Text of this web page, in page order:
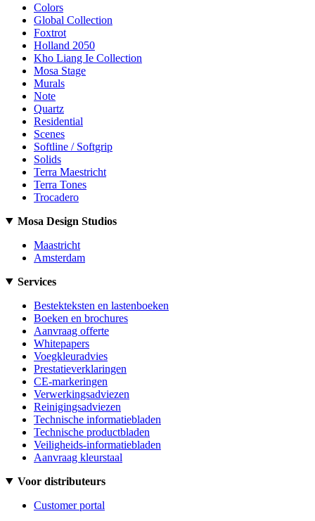
Colors
Global Collection
Foxtrot
Holland 2050
Kho Liang Ie Collection
Mosa Stage
Murals
Note
Quartz
Residential
Scenes
Softline / Softgrip
Solids
Terra Maestricht
Terra Tones
Trocadero
Mosa Design Studios
Maastricht
Amsterdam
Services
Bestekteksten en lastenboeken
Boeken en brochures
Aanvraag offerte
Whitepapers
Voegkleuradvies
Prestatieverklaringen
CE-markeringen
Verwerkingsadviezen
Reinigingsadviezen
Technische informatiebladen
Technische productbladen
Veiligheids-informatiebladen
Aanvraag kleurstaal
Voor distributeurs
Customer portal